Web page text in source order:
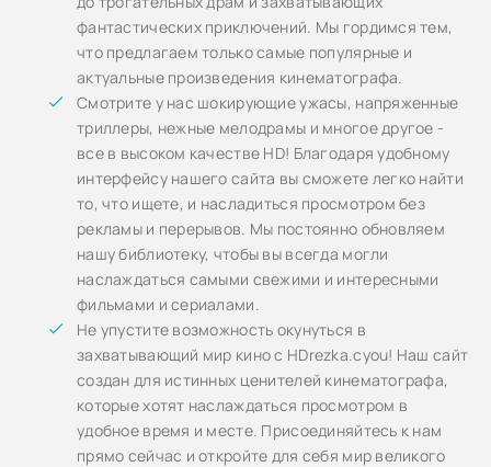
фантастических приключений. Мы гордимся тем,
что предлагаем только самые популярные и
актуальные произведения кинематографа.
Смотрите у нас шокирующие ужасы, напряженные
триллеры, нежные мелодрамы и многое другое -
все в высоком качестве HD! Благодаря удобному
интерфейсу нашего сайта вы сможете легко найти
то, что ищете, и насладиться просмотром без
рекламы и перерывов. Мы постоянно обновляем
нашу библиотеку, чтобы вы всегда могли
наслаждаться самыми свежими и интересными
фильмами и сериалами.
Не упустите возможность окунуться в
захватывающий мир кино с HDrezka.cyou! Наш сайт
создан для истинных ценителей кинематографа,
которые хотят наслаждаться просмотром в
удобное время и месте. Присоединяйтесь к нам
прямо сейчас и откройте для себя мир великого